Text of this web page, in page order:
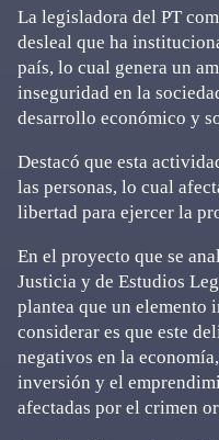
La legisladora del PT
desleal que ha
país, lo cual genera un
inseguridad en la
desarrollo económico y
Destacó que esta
las personas, lo cual
libertad para ejercer la
En el proyecto que se
Justicia y de Estudios
plantea que un elemento
considerar es que este
negativos en la
inversión y el
afectadas por el crimen